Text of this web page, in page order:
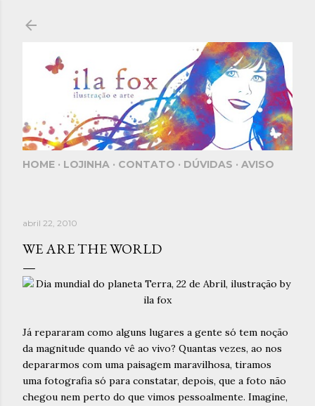
HOME LOJINHA CONTATO DÚVIDAS AVISO
abril 22, 2010
WE ARE THE WORLD
Já repararam como alguns lugares a gente só tem noção
da magnitude quando vê ao vivo? Quantas vezes, ao nos
depararmos com uma paisagem maravilhosa, tiramos
uma fotografia só para constatar, depois, que a foto não
chegou nem perto do que vimos pessoalmente. Imagine,